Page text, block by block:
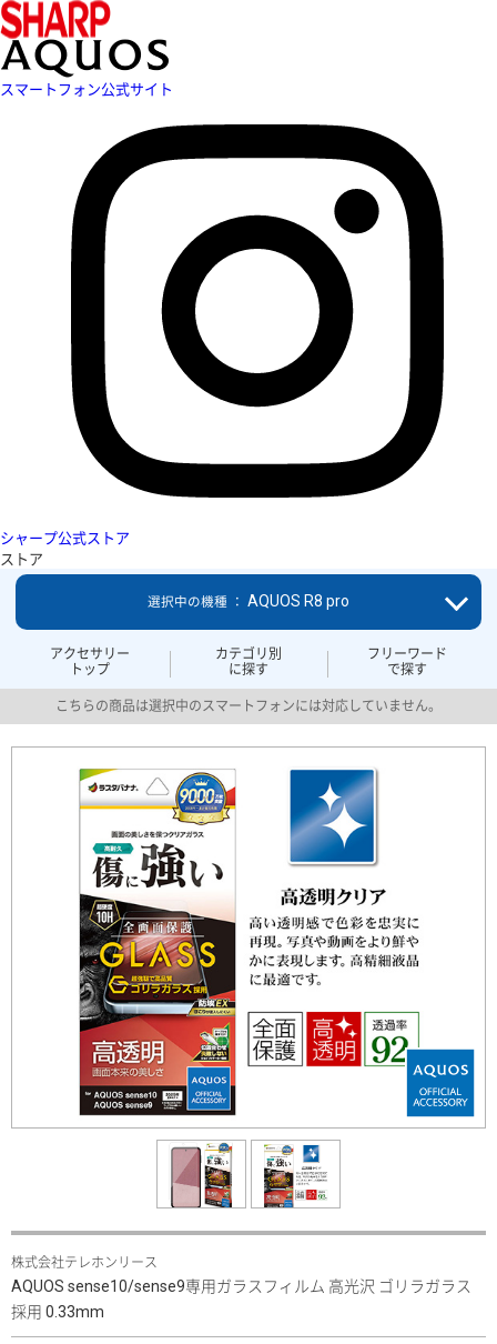
スマートフォン公式サイト
シャープ公式ストア
ストア
アクセサリー
トップ
カテゴリ別
に探す
フリーワード
で探す
選択中の機種 ： AQUOS R8 pro
こちらの商品は選択中のスマートフォンには対応していません。
株式会社テレホンリース
AQUOS sense10/sense9専用ガラスフィルム 高光沢 ゴリラガラス
採用 0.33mm